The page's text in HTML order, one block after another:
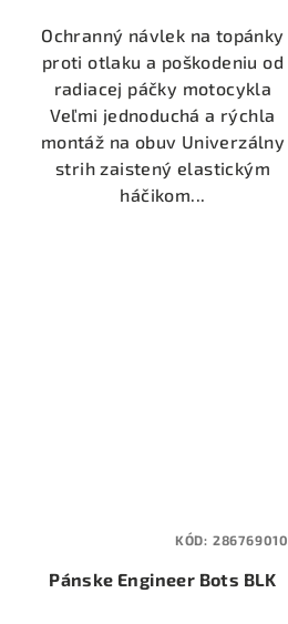
Ochranný návlek na topánky
proti otlaku a poškodeniu od
radiacej páčky motocykla
Veľmi jednoduchá a rýchla
montáž na obuv Univerzálny
strih zaistený elastickým
háčikom...
Pánske Engineer Bots BLK
KÓD: 286769010